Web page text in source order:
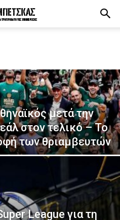
μετά την
στον τελικό – Το
των θριαμβευτών
League για τη